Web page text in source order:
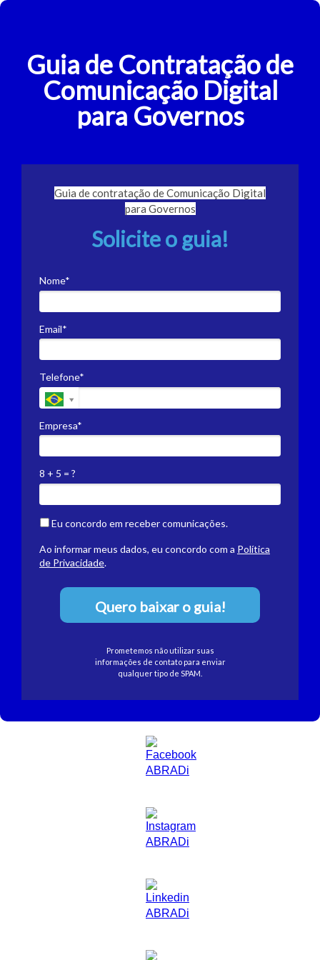
Guia de Contratação de
Comunicação Digital
para Governos
Guia de contratação de Comunicação Digital
para Governos
Solicite o guia!
Nome*
Email*
Telefone*
Empresa*
8 + 5 = ?
Eu concordo em receber comunicações.
Ao informar meus dados, eu concordo com a Política
de Privacidade.
Quero baixar o guia!
Prometemos não utilizar suas
informações de contato para enviar
qualquer tipo de SPAM.